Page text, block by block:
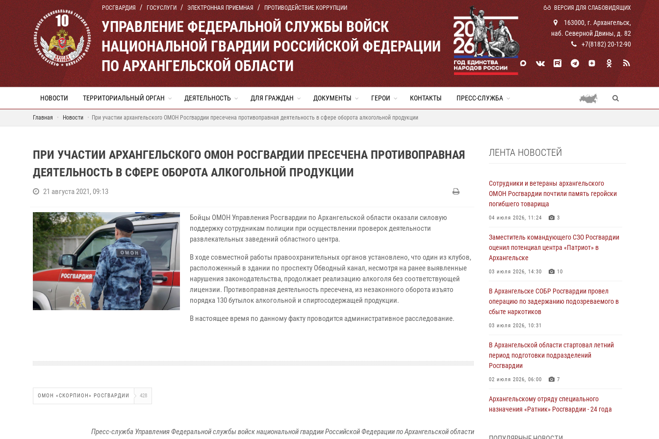
РОСГВАРДИЯ ГОСУСЛУГИ ЭЛЕКТРОННАЯ ПРИЕМНАЯ ПРОТИВОДЕЙСТВИЕ КОРРУПЦИИ ВЕРСИЯ ДЛЯ СЛАБОВИДЯЩИХ
УПРАВЛЕНИЕ ФЕДЕРАЛЬНОЙ СЛУЖБЫ ВОЙСК
НАЦИОНАЛЬНОЙ ГВАРДИИ РОССИЙСКОЙ ФЕДЕРАЦИИ
ПО АРХАНГЕЛЬСКОЙ ОБЛАСТИ
163000, г. Архангельск,
наб. Северной Двины, д. 82
+7(8182) 20-12-90
НОВОСТИ ТЕРРИТОРИАЛЬНЫЙ ОРГАН ДЕЯТЕЛЬНОСТЬ ДЛЯ ГРАЖДАН ДОКУМЕНТЫ ГЕРОИ КОНТАКТЫ ПРЕСС-СЛУЖБА
Главная Новости При участии архангельского ОМОН Росгвардии пресечена противоправная деятельность​ в сфере оборота алкогольной продукции
ПРИ УЧАСТИИ АРХАНГЕЛЬСКОГО ОМОН РОСГВАРДИИ ПРЕСЕЧЕНА ПРОТИВОПРАВНАЯ
ДЕЯТЕЛЬНОСТЬ​ В СФЕРЕ ОБОРОТА АЛКОГОЛЬНОЙ ПРОДУКЦИИ
21 августа 2021, 09:13
Бойцы ОМОН Управления Росгвардии по Архангельской области оказали силовую
поддержку сотрудникам полиции при осуществлении проверок деятельности
развлекательных заведений областного центра.
В ходе совместной работы правоохранительных органов установлено, что один из клубов,
расположенный в здании по проспекту Обводный канал, несмотря на ранее выявленные
нарушения законодательства, продолжает реализацию алкоголя без соответствующей
лицензии. Противоправная деятельность пресечена, из незаконного оборота изъято
порядка 130 бутылок алкогольной и спиртосодержащей продукции. ​
В настоящее время по данному факту проводится административное расследование.
ОМОН «СКОРПИОН» РОСГВАРДИИ 428
Пресс-служба Управления Федеральной службы войск национальной гвардии Российской Федерации по Архангельской области
ЛЕНТА НОВОСТЕЙ
Сотрудники и ветераны архангельского
ОМОН Росгвардии почтили память геройски
погибшего товарища
04 июля 2026, 11:24 3
Заместитель командующего СЗО Росгвардии
оценил потенциал центра «Патриот» в
Архангельске
03 июля 2026, 14:30 10
В Архангельске СОБР Росгвардии провел
операцию по задержанию подозреваемого в
сбыте наркотиков
03 июля 2026, 10:31
В Архангельской области стартовал летний
период подготовки подразделений
Росгвардии
02 июля 2026, 06:00 7
Архангельскому отряду специального
назначения «Ратник» Росгвардии - 24 года